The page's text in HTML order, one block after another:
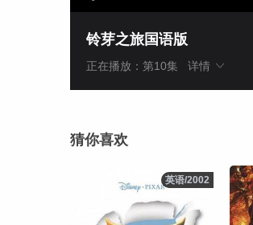
铃芽之旅国语版
正在播放：第10集 详情
猜你喜欢
英语/2002
英语/2002